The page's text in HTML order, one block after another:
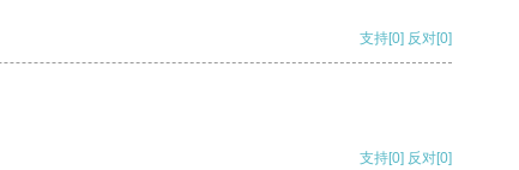
支持[0] 反对[0]
支持[0] 反对[0]